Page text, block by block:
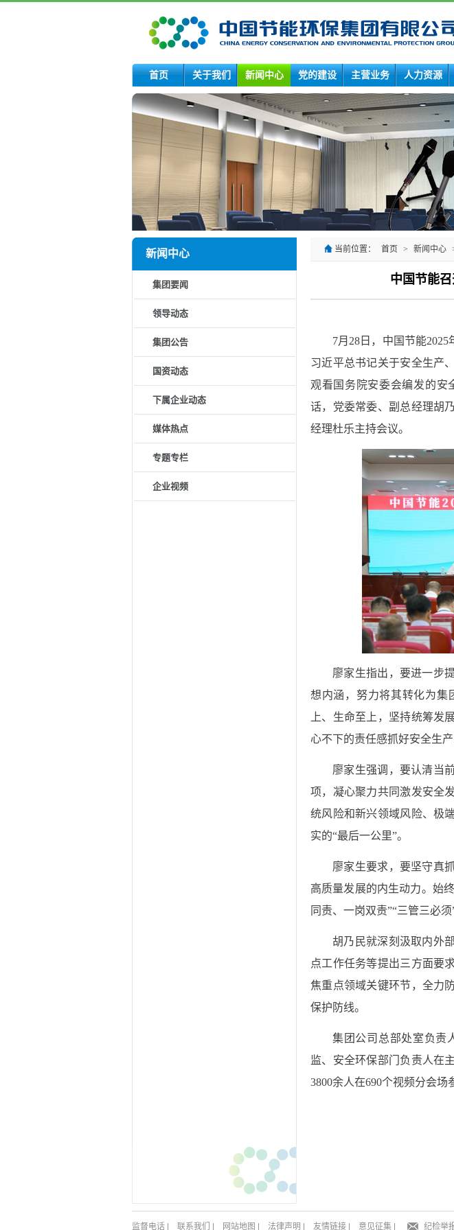
首页 关于我们 新闻中心 党的建设 主营业务 人力资源
新闻中心
集团要闻
领导动态
集团公告
国资动态
下属企业动态
媒体热点
专题专栏
企业视频
当前位置： 首页 > 新闻中心
中国节能
7月28日，中国节能
习近平总书记关于安全生产
观看国务院安委会编发的安
话，党委常委、副总经理胡
经理杜乐主持会议。
廖家生指出，要进一步
想内涵，努力将其转化为集
上、生命至上，坚持统筹发
心不下的责任感抓好安全生
廖家生强调，要认清当
项，凝心聚力共同激发安全
统风险和新兴领域风险、极
实的“最后一公里”。
廖家生要求，要坚守真
高质量发展的内生动力。始
同责、一岗双责”“三管三必
胡乃民就深刻汲取内外
点工作任务等提出三方面要
焦重点领域关键环节，全力
保护防线。
集团公司总部处室负责
监、安全环保部门负责人在
3800余人在690个视频分会场
监督电话 联系我们 网站地图 法律声明 友情链接 意见征集 纪检举